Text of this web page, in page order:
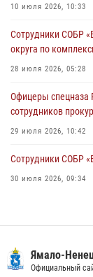
30 июля 2026, 09:34
Офицеры спецназа
сотрудников
29 июля 2026, 10:42
10 июля 2026, 10:33
Сотрудники СОБР
округа по
28 июля 2026, 05:28
Офицеры спецназа
сотрудников
29 июля 2026, 10:42
Сотрудники СОБР
30 июля 2026, 09:34
18 июля 2026, 09:36
«Росгвардия. Вехи
стратегических
Ямало-
Официальный